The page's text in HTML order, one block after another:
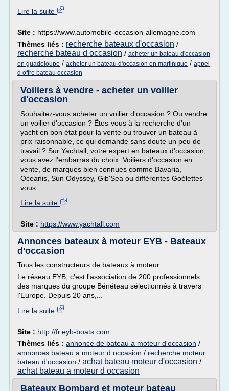
Lire la suite
Site : https://www.automobile-occasion-allemagne.com
Thèmes liés : recherche bateaux d'occasion /
recherche bateau d occasion / acheter un bateau d'occasion
en guadeloupe / acheter un bateau d'occasion en martinique / appel
d offre bateau occasion
Voiliers à vendre - acheter un voilier
d'occasion
Souhaitez-vous acheter un voilier d'occasion ? Ou vendre
un voilier d'occasion ? Êtes-vous à la recherche d'un
yacht en bon état pour la vente ou trouver un bateau à
prix raisonnable, ce qui demande sans doute un peu de
travail ? Sur Yachtall, votre expert en bateaux d'occasion,
vous avez l'embarras du choix. Voiliers d'occasion en
vente, de marques bien connues comme Bavaria,
Oceanis, Sun Odyssey, Gib'Sea ou différentes Goélettes
vous...
Lire la suite
Site : https://www.yachtall.com
Annonces bateaux à moteur EYB - Bateaux
d'occasion
Tous les constructeurs de bateaux à moteur
Le réseau EYB, c'est l'association de 200 professionnels
des marques du groupe Bénéteau sélectionnés à travers
l'Europe. Depuis 20 ans,...
Lire la suite
Site : http://fr.eyb-boats.com
Thèmes liés : annonce de bateau a moteur d'occasion /
annonces bateau a moteur d occasion / recherche moteur
bateau d'occasion / achat bateau moteur d'occasion /
achat bateau a moteur d occasion
Bateaux Bombard et moteur bateau